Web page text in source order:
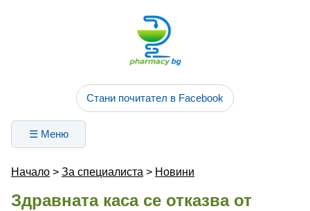
Стани почитател в Facebook
☰ Меню
Начало > За специалиста > Новини
Здравната каса се отказва от